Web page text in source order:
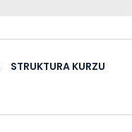
STRUKTURA KURZU